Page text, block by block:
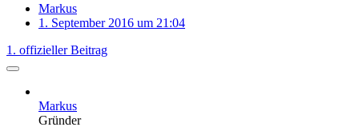
Markus
1. September 2016 um 21:04
1. offizieller Beitrag
Markus
Gründer